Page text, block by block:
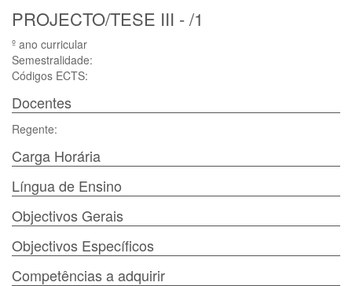
PROJECTO/TESE III - /1
º ano curricular
Semestralidade:
Códigos ECTS:
Docentes
Regente:
Carga Horária
Língua de Ensino
Objectivos Gerais
Objectivos Específicos
Competências a adquirir